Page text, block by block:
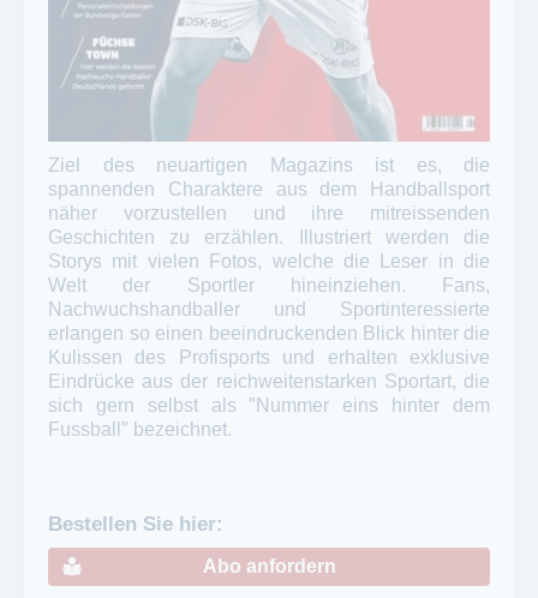
Ziel des neuartigen Magazins ist es, die
spannenden Charaktere aus dem Handballsport
näher vorzustellen und ihre mitreissenden
Geschichten zu erzählen. Illustriert werden die
Storys mit vielen Fotos, welche die Leser in die
Welt der Sportler hineinziehen. Fans,
Nachwuchshandballer und Sportinteressierte
erlangen so einen beeindruckenden Blick hinter die
Kulissen des Profisports und erhalten exklusive
Eindrücke aus der reichweitenstarken Sportart, die
sich gern selbst als ″Nummer eins hinter dem
Fussball″ bezeichnet.
Bestellen Sie hier:
Abo anfordern